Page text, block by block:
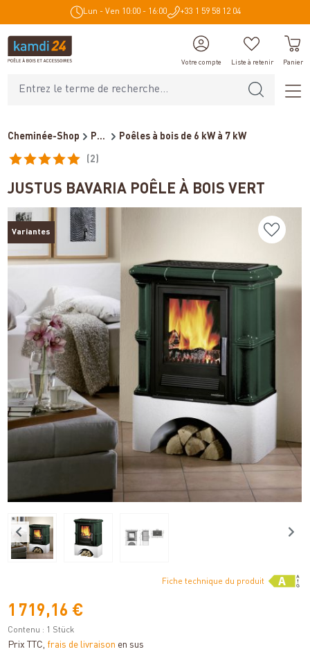
principal Lun - Ven 10:00 - 16:00 +33 1 59 58 12 04
Votre compte Liste à retenir Panier
Cheminée-Shop Poêles et cheminées Poêles à bois de 6 kW à 7 kW
(2)
JUSTUS BAVARIA POÊLE À BOIS VERT
Variantes
Fiche technique du produit
1 719,16 €
Contenu : 1 Stück
Prix TTC, frais de livraison en sus